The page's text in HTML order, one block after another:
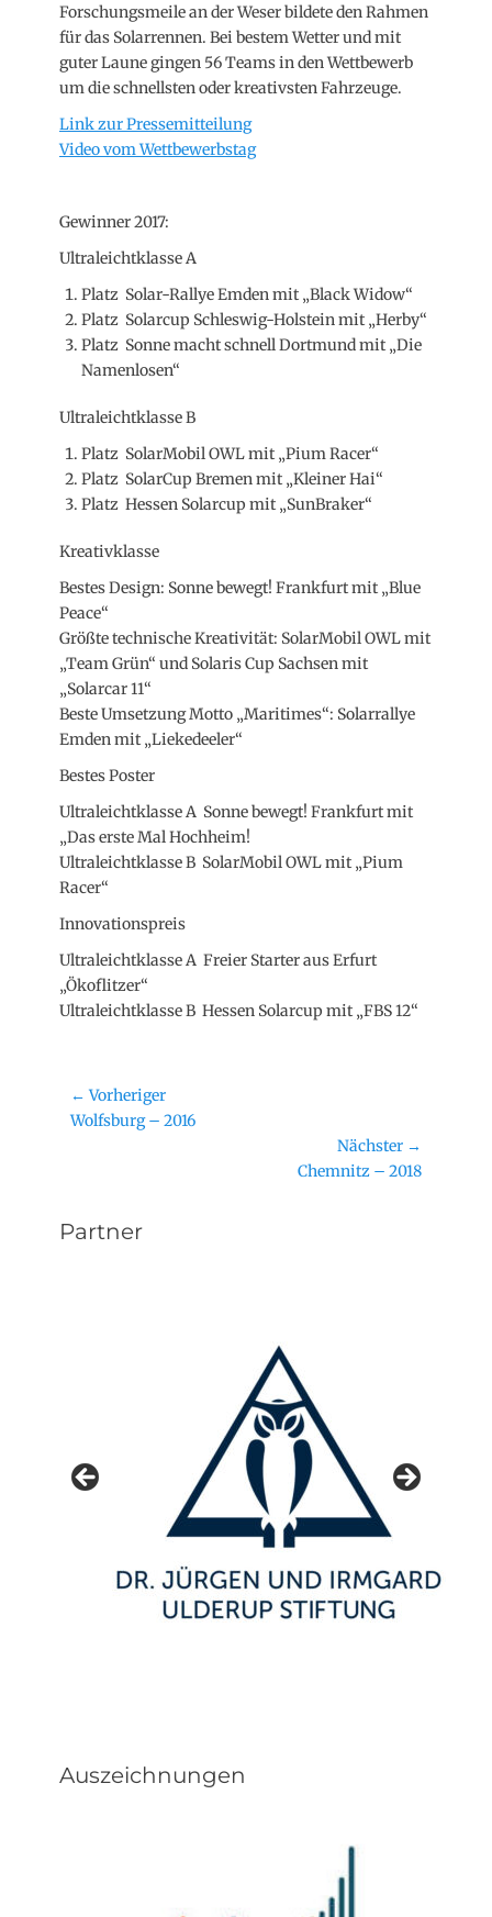
Forschungsmeile an der Weser bildete den Rahmen
für das Solarrennen. Bei bestem Wetter und mit
guter Laune gingen 56 Teams in den Wettbewerb
um die schnellsten oder kreativsten Fahrzeuge.
Link zur Pressemitteilung
Video vom Wettbewerbstag
Gewinner 2017:
Ultraleichtklasse A
Platz Solar-Rallye Emden mit „Black Widow“
Platz Solarcup Schleswig-Holstein mit „Herby“
Platz Sonne macht schnell Dortmund mit „Die
Namenlosen“
Ultraleichtklasse B
Platz SolarMobil OWL mit „Pium Racer“
Platz SolarCup Bremen mit „Kleiner Hai“
Platz Hessen Solarcup mit „SunBraker“
Kreativklasse
Bestes Design: Sonne bewegt! Frankfurt mit „Blue
Peace“
Größte technische Kreativität: SolarMobil OWL mit
„Team Grün“ und Solaris Cup Sachsen mit
„Solarcar 11“
Beste Umsetzung Motto „Maritimes“: Solarrallye
Emden mit „Liekedeeler“
Bestes Poster
Ultraleichtklasse A Sonne bewegt! Frankfurt mit
„Das erste Mal Hochheim!
Ultraleichtklasse B SolarMobil OWL mit „Pium
Racer“
Innovationspreis
Ultraleichtklasse A Freier Starter aus Erfurt
„Ökoflitzer“
Ultraleichtklasse B Hessen Solarcup mit „FBS 12“
Beitragsnavigation
← Vorheriger
Vorheriger
Wolfsburg – 2016
Nächster →
Chemnitz – 2018
Partner
Auszeichnungen